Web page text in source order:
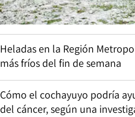
Heladas en la Región
más fríos del fin de semana
Cómo el cochayuyo podría
del cáncer, según una